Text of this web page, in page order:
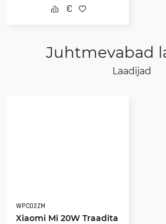
Juhtmevabad
Laadijad
WPC02ZM
Xiaomi Mi 20W Traadita